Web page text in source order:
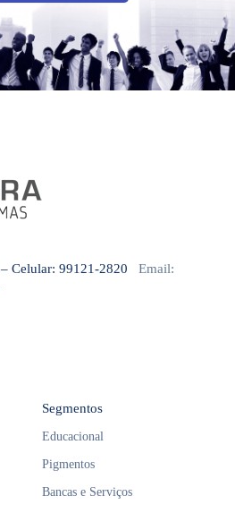
Celular: 99121-2820
Email:
Segmentos
Educacional
Pigmentos
Bancas e Serviços